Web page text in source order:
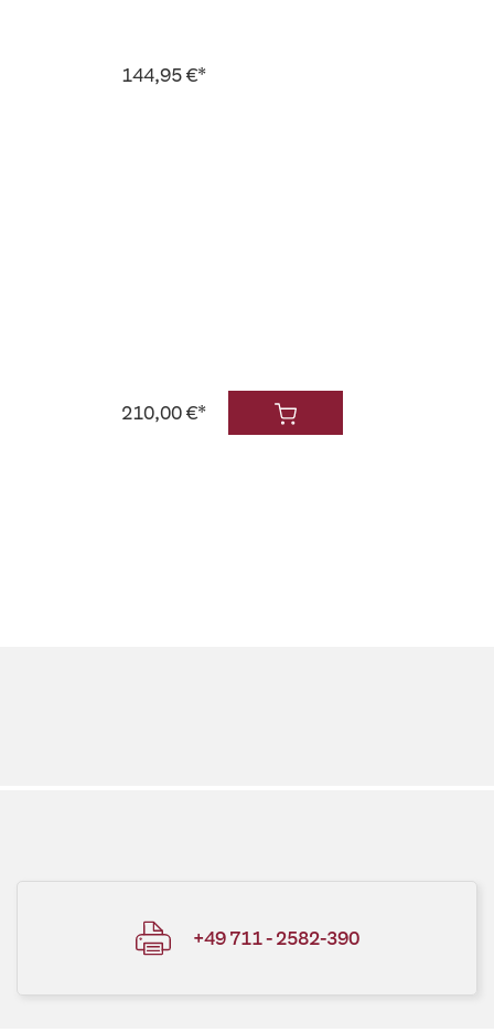
144,95 €*
210,00 €*
+49 711 - 2582-390